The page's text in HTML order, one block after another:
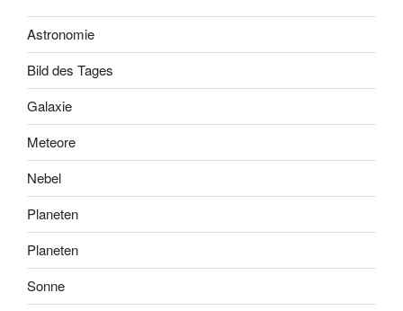
Astronomie
Bild des Tages
Galaxie
Meteore
Nebel
Planeten
Planeten
Sonne